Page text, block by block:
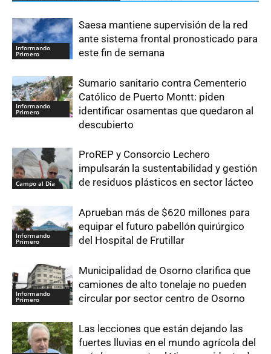
Informando
Primero
Saesa mantiene supervisión de la red
ante sistema frontal pronosticado para
este fin de semana
Informando
Primero
Sumario sanitario contra Cementerio
Católico de Puerto Montt: piden
identificar osamentas que quedaron al
descubierto
Campo al Día
ProREP y Consorcio Lechero
impulsarán la sustentabilidad y gestión
de residuos plásticos en sector lácteo
Informando
Primero
Aprueban más de $620 millones para
equipar el futuro pabellón quirúrgico
del Hospital de Frutillar
Informando
Primero
Municipalidad de Osorno clarifica que
camiones de alto tonelaje no pueden
circular por sector centro de Osorno
Las lecciones que están dejando las
fuertes lluvias en el mundo agrícola del